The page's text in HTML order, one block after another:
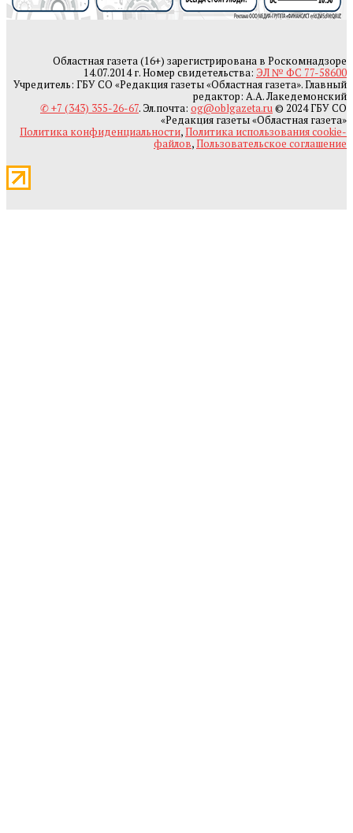
Областная газета (16+) зарегистрирована в Роскомнадзоре
14.07.2014 г. Номер свидетельства: ЭЛ № ФС 77-58600
Учредитель: ГБУ СО «Редакция газеты «Областная газета». Главный
редактор: А.А. Лакедемонский
✆ +7 (343) 355-26-67. Эл.почта: og@oblgazeta.ru© 2024 ГБУ СО
«Редакция газеты «Областная газета»
Политика конфиденциальности,Политика использования cookie-
файлов,Пользовательское соглашение